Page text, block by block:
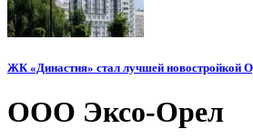
ЖК «Династия» стал лучшей новостройкой
ООО Эксо‑Орел